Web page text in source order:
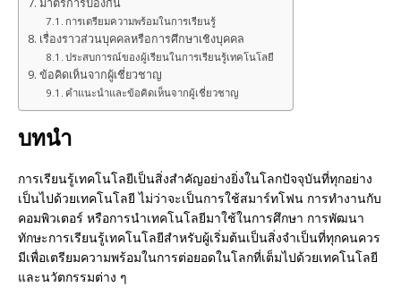
มาตรการป้องกัน
การเตรียมความพร้อมในการเรียนรู้
เรื่องราวส่วนบุคคลหรือการศึกษาเชิงบุคคล
ประสบการณ์ของผู้เรียนในการเรียนรู้เทคโนโลยี
ข้อคิดเห็นจากผู้เชี่ยวชาญ
คำแนะนำและข้อคิดเห็นจากผู้เชี่ยวชาญ
บทนำ
การเรียนรู้เทคโนโลยีเป็นสิ่งสำคัญอย่างยิ่งในโลกปัจจุบันที่ทุกอย่าง
เป็นไปด้วยเทคโนโลยี ไม่ว่าจะเป็นการใช้สมาร์ทโฟน การทำงานกับ
คอมพิวเตอร์ หรือการนำเทคโนโลยีมาใช้ในการศึกษา การพัฒนา
ทักษะการเรียนรู้เทคโนโลยีสำหรับผู้เริ่มต้นเป็นสิ่งจำเป็นที่ทุกคนควร
มีเพื่อเตรียมความพร้อมในการต่อยอดในโลกที่เต็มไปด้วยเทคโนโลยี
และนวัตกรรมต่าง ๆ